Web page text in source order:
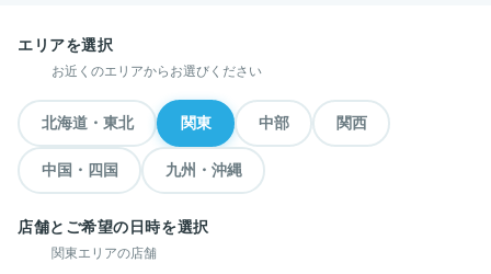
エリアを選択
お近くのエリアからお選びください
北海道・東北 関東 中部 関西
中国・四国 九州・沖縄
店舗とご希望の日時を選択
関東エリアの店舗